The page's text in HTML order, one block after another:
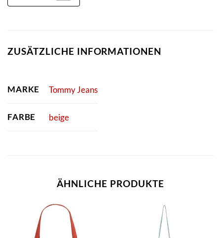
ZUSÄTZLICHE INFORMATIONEN
MARKE Tommy Jeans
FARBE beige
ÄHNLICHE PRODUKTE